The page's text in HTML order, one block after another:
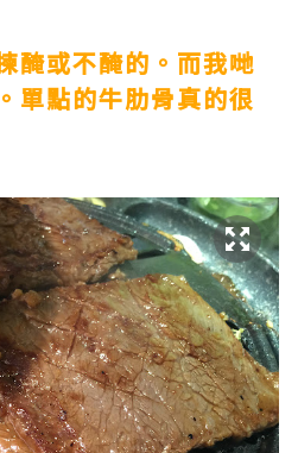
醃或不醃的。而我哋
單點的牛肋骨真的很